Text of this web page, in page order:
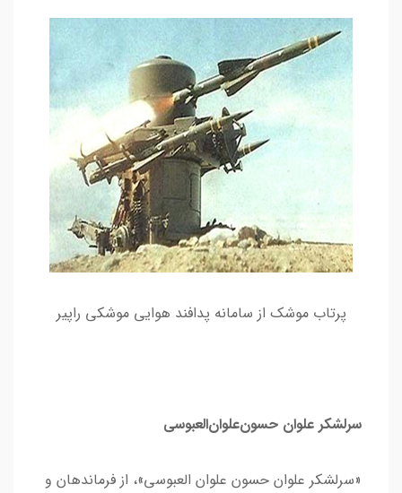
پرتاب موشک از سامانه پدافند هوایی موشکی راپیر
سرلشکر علوان حسون‌علوان‌العبوسی
«سرلشکر علوان حسون علوان العبوسی»، از فرماندهان و